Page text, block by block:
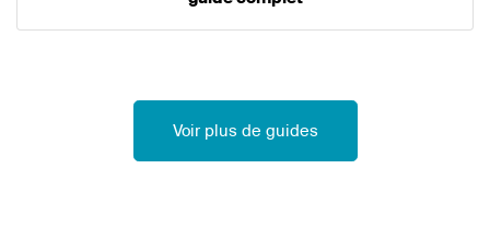
Voir plus de guides